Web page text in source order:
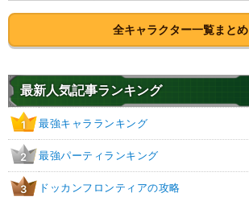
全キャラクター一覧まとめ
最新人気記事ランキング
1 最強キャラランキング
2 最強パーティランキング
3 ドッカンフロンティアの攻略